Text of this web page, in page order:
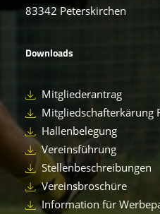
83342 Peterskirchen
Downloads
Mitgliederantrag
Mitgliedschafterkärung
Hallenbelegung
Vereinsführung
Stellenbeschreibungen
Vereinsbroschüre
Information für